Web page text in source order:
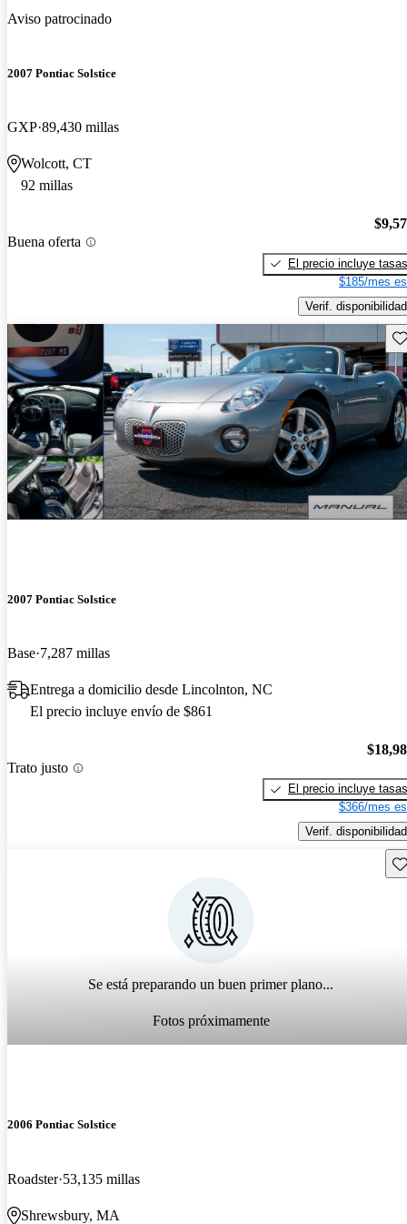
Aviso patrocinado
2007 Pontiac Solstice
GXP 89,430 millas
Wolcott, CT
92 millas
Buena oferta
El precio incluye tasas
$185/mes
Verif. disponibilidad
2007 Pontiac Solstice
Base 7,287 millas
Entrega a domicilio desde Lincolnton, NC
El precio incluye envío de $861
Trato justo
El precio incluye tasas
$366/mes
Verif. disponibilidad
Se está preparando un buen primer plano...
Fotos próximamente
2006 Pontiac Solstice
Roadster 53,135 millas
Shrewsbury, MA